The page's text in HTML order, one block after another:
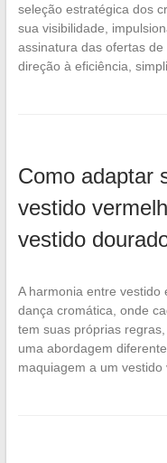
seleção estratégica dos
sua visibilidade,
assinatura das ofertas
direção à eficiência,
Como adaptar
vestido
vestido
A harmonia entre vestido
dança cromática, onde
tem suas próprias
uma abordagem
maquiagem a um